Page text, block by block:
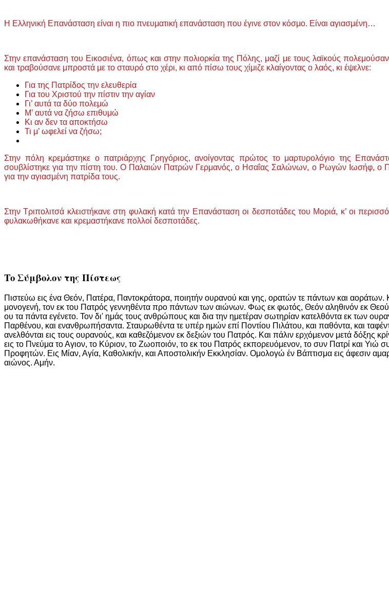
Η Ελληνική Επανάσταση είναι η πιο πνευματική επανάσταση που έγινε στον κόσμο. Είναι αγιασμένη…
Στην επανάσταση του Εικοσιένα, όπως και στην πολιορκία της Πόλης, μαζί με τους λαϊκούς
και τραβούσανε μπροστά με το σταυρό στο χέρι, κι από πίσω τους χίμιζε κλαίγοντας ο λαός, κι έψελνε:
Για της Πατρίδος την ελευθερία
Για του Χριστού την πίστιν την αγίαν
Γι’ αυτά τα δύο πολεμώ
Μ’ αυτά να ζήσω επιθυμώ
Κι αν δεν τα αποκτήσω
Τι μ’ ωφελεί να ζήσω;
Στην πόλη κρεμάστηκε ο πατριάρχης Γρηγόριος, ανοίγοντας πρώτος το μαρτυρολόγιο της
σουβλίστηκε για την πίστη του. Ο Παλαιών Πατρών Γερμανός, ο Ησαΐας Σαλώνων, ο Ρωγών Ιωσήφ, ο
για την αγιασμένη πατρίδα τους.
Στην Τριπολιτσά κλειστήκανε στη φυλακή κατά την Επανάσταση οι δεσποτάδες του Μοριά, κ’ οι
φυλακωθήκανε και κρεμαστήκανε πολλοί δεσποτάδες.
Το Σύμβολον της Πίστεως
Πιστεύω εις ένα Θεόν, Πατέρα, Παντοκράτορα, ποιητήν ουρανού και γης, ορατών τε πάντων και αοράτων.
μονογενή, τον εκ του Πατρός γεννηθέντα προ πάντων των αιώνων. Φως εκ φωτός, Θεόν αληθινόν εκ Θεού
ου τα πάντα εγένετο. Τον δι' ημάς τους ανθρώπους και δια την ημετέραν σωτηρίαν κατελθόντα εκ των
Παρθένου, και ενανθρωπήσαντα. Σταυρωθέντα τε υπέρ ημών επί Ποντίου Πιλάτου, και παθόντα, και
ανελθόνται εις τους ουρανούς, και καθεζόμενον εκ δεξιών του Πατρός. Και πάλιν ερχόμενον μετά δόξης
εις το Πνεύμα το Αγιον, το Κύριον, το Ζωοποιόν, το εκ του Πατρός εκπορευόμενον, το συν Πατρί και
Προφητών. Εις Μίαν, Αγία, Καθολικήν, και Αποστολικήν Εκκλησίαν. Ομολογώ έν Βάπτισμα εις άφεσιν
αιώνος. Αμήν.